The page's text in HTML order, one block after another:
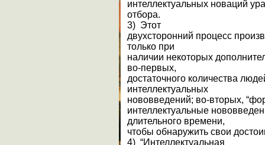
интеллектуальных новаций
отбора.
3) Этот
двухсторонний процесс
только при
наличии некоторых
во-первых,
достаточного количества
интеллектуальных
нововведений; во-вторых,
интеллектуальные
длительного времени,
чтобы обнаружить свои
4) “Интеллектуальная